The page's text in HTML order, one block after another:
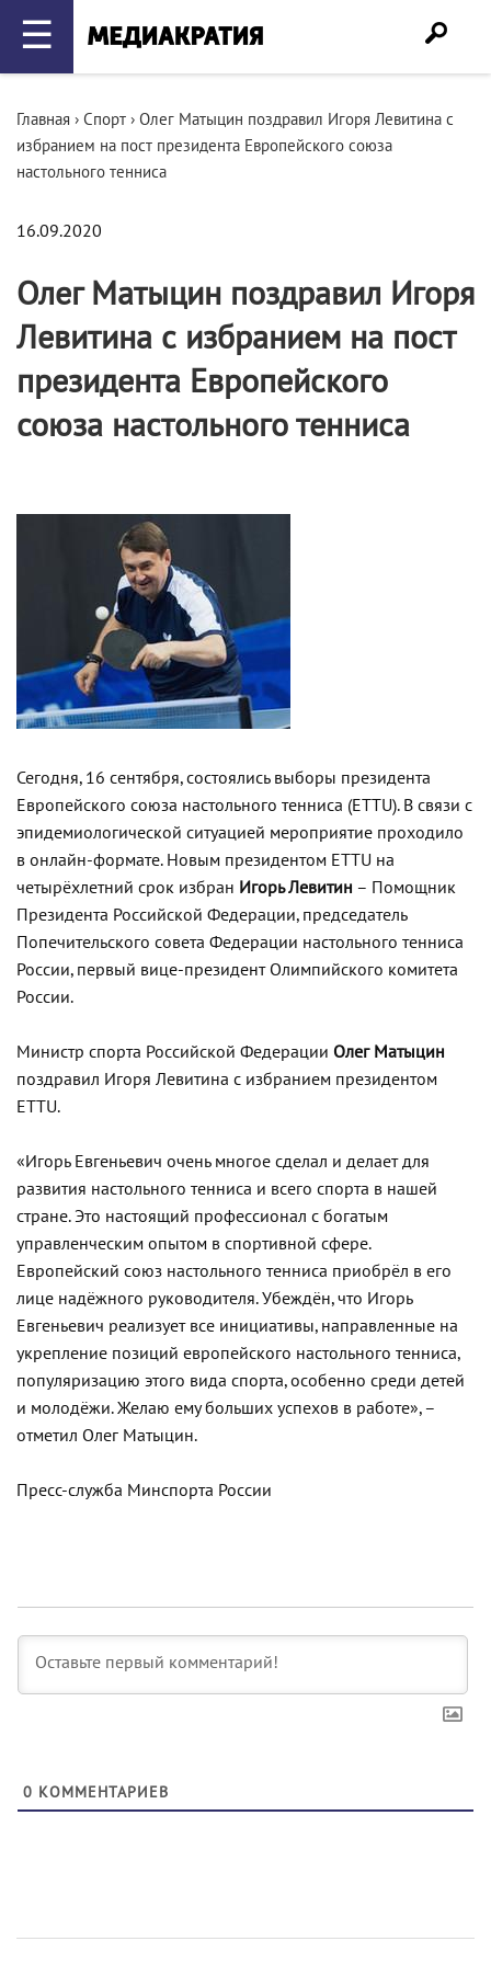
☰
Главная › Спорт › Олег Матыцин поздравил Игоря Левитина с
избранием на пост президента Европейского союза
настольного тенниса
16.09.2020
Олег Матыцин поздравил Игоря
Левитина с избранием на пост
президента Европейского
союза настольного тенниса
Сегодня, 16 сентября, состоялись выборы президента
Европейского союза настольного тенниса (ETTU). В связи с
эпидемиологической ситуацией мероприятие проходило
в онлайн-формате. Новым президентом ETTU на
четырёхлетний срок избран Игорь Левитин – Помощник
Президента Российской Федерации, председатель
Попечительского совета Федерации настольного тенниса
России, первый вице-президент Олимпийского комитета
России.
Министр спорта Российской Федерации Олег Матыцин
поздравил Игоря Левитина с избранием президентом
ETTU.
«Игорь Евгеньевич очень многое сделал и делает для
развития настольного тенниса и всего спорта в нашей
стране. Это настоящий профессионал с богатым
управленческим опытом в спортивной сфере.
Европейский союз настольного тенниса приобрёл в его
лице надёжного руководителя. Убеждён, что Игорь
Евгеньевич реализует все инициативы, направленные на
укрепление позиций европейского настольного тенниса,
популяризацию этого вида спорта, особенно среди детей
и молодёжи. Желаю ему больших успехов в работе», –
отметил Олег Матыцин.
Пресс-служба Минспорта России
0 КОММЕНТАРИЕВ